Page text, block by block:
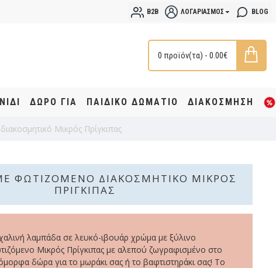
B2B ΛΟΓΑΡΙΑΣΜΌΣ BLOG
0 προϊόν(τα) - 0.00€
ΔΩΡΟ ΓΙΑ ΠΑΙΔΙΚΟ ΔΩΜΑΤΙΟ ΔΙΑΚΟΣΜΗΣΗ
Μικρός Πρίγκιπας
ΦΩΤΙΖΌΜΕΝΟ ΔΙΑΚΟΣΜΗΤΙΚΌ ΜΙΚΡΌΣ
ΠΡΊΓΚΙΠΑΣ
λαμπάδα σε λευκό-ιβουάρ χρώμα με ξύλινο
Μικρός Πρίγκιπας με αλεπού ζωγραφισμένο στο
δώρα για το μωράκι σας ή το βαφτιστηράκι σας! Το